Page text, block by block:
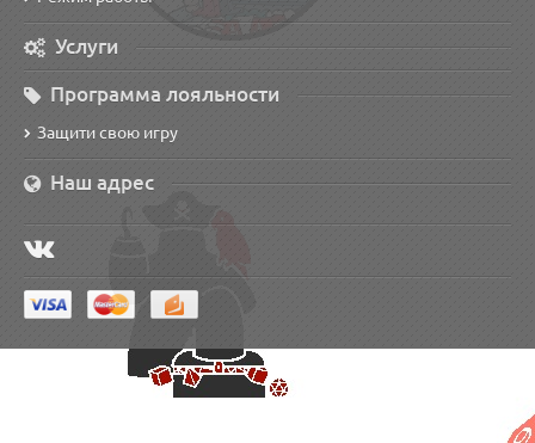
Услуги
Программа лояльности
Защити свою игру
Наш адрес